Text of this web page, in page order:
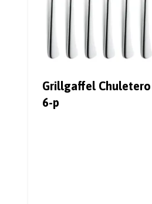
Grillgaffel Chuletero
6-p